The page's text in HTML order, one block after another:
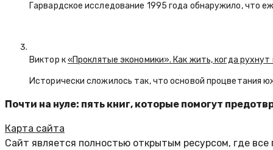
Гарвардское исследование 1995 года обнаружило, что
Виктор к«Проклятые экономики». Как жить, когда
Исторически сложилось так, что основой
Почти на нуле: пять книг, которые помогут
Карта сайта
Сайт является полностью открытым ресурсом, где